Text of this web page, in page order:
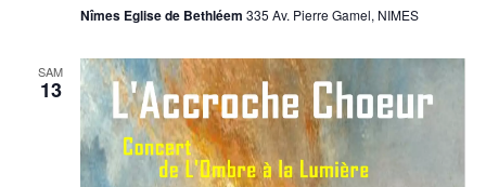
Nîmes Eglise de Bethléem 335 Av. Pierre Gamel, NIMES
SAM
13